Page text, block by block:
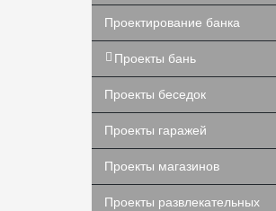
Проектирование банка
Проекты бань
Проекты беседок
Проекты гаражей
Проекты магазинов
Проекты развлекательных